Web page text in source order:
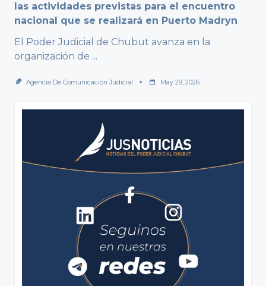
las actividades previstas para el encuentro
nacional que se realizará en Puerto Madryn
El Poder Judicial de Chubut avanza en la
organización de ...
Agencia De Comunicación Judicial May 29, 2026